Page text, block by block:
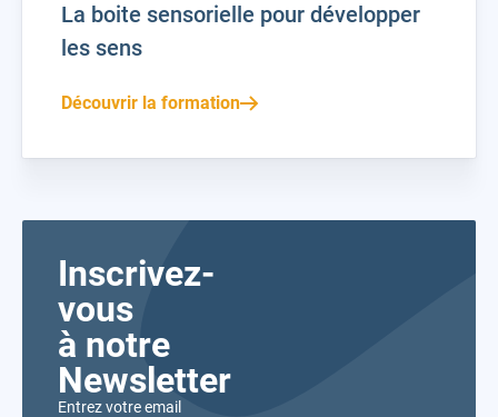
La boite sensorielle pour développer
les sens
Découvrir la formation
Inscrivez-
vous
à notre
Newsletter
Entrez votre email